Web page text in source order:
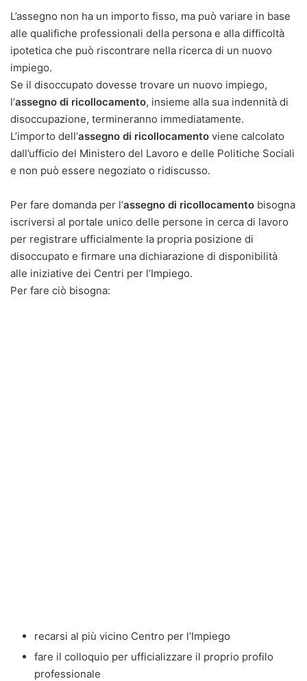
L’assegno non ha un importo fisso, ma può variare in base
alle qualifiche professionali della persona e alla difficoltà
ipotetica che può riscontrare nella ricerca di un nuovo
impiego.
Se il disoccupato dovesse trovare un nuovo impiego,
l’assegno di ricollocamento, insieme alla sua indennità di
disoccupazione, termineranno immediatamente.
L’importo dell’assegno di ricollocamento viene calcolato
dall’ufficio del Ministero del Lavoro e delle Politiche Sociali
e non può essere negoziato o ridiscusso.
Per fare domanda per l’assegno di ricollocamento bisogna
iscriversi al portale unico delle persone in cerca di lavoro
per registrare ufficialmente la propria posizione di
disoccupato e firmare una dichiarazione di disponibilità
alle iniziative dei Centri per l’Impiego.
Per fare ciò bisogna:
recarsi al più vicino Centro per l’Impiego
fare il colloquio per ufficializzare il proprio profilo
professionale